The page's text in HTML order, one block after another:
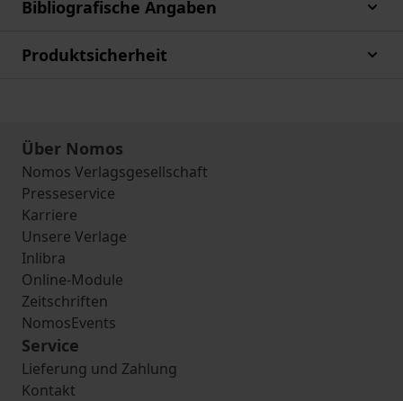
Bibliografische Angaben
Produktsicherheit
Über Nomos
Nomos Verlagsgesellschaft
Presseservice
Karriere
Unsere Verlage
Inlibra
Online-Module
Zeitschriften
NomosEvents
Service
Lieferung und Zahlung
Kontakt